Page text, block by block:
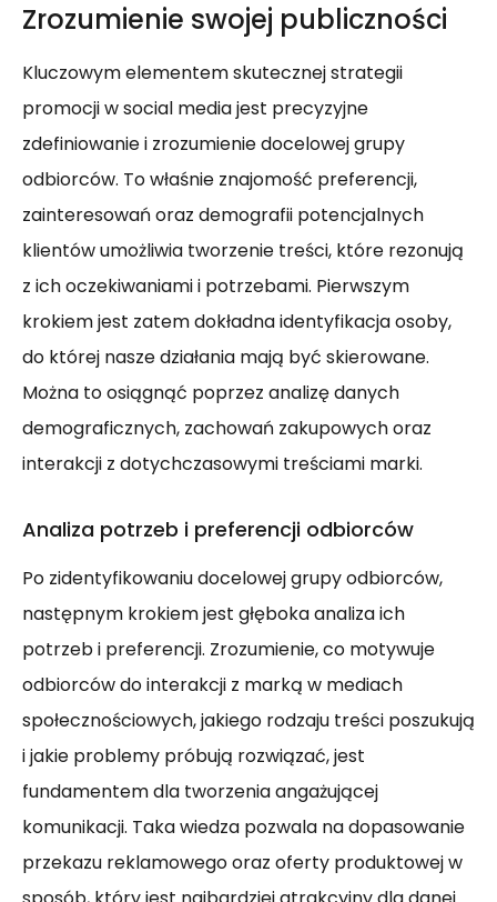
Zrozumienie swojej publiczności
Kluczowym elementem skutecznej strategii
promocji w social media jest precyzyjne
zdefiniowanie i zrozumienie docelowej grupy
odbiorców. To właśnie znajomość preferencji,
zainteresowań oraz demografii potencjalnych
klientów umożliwia tworzenie treści, które rezonują
z ich oczekiwaniami i potrzebami. Pierwszym
krokiem jest zatem dokładna identyfikacja osoby,
do której nasze działania mają być skierowane.
Można to osiągnąć poprzez analizę danych
demograficznych, zachowań zakupowych oraz
interakcji z dotychczasowymi treściami marki.
Analiza potrzeb i preferencji odbiorców
Po zidentyfikowaniu docelowej grupy odbiorców,
następnym krokiem jest głęboka analiza ich
potrzeb i preferencji. Zrozumienie, co motywuje
odbiorców do interakcji z marką w mediach
społecznościowych, jakiego rodzaju treści poszukują
i jakie problemy próbują rozwiązać, jest
fundamentem dla tworzenia angażującej
komunikacji. Taka wiedza pozwala na dopasowanie
przekazu reklamowego oraz oferty produktowej w